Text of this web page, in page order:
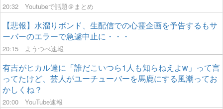
20:32 Youtubeで話題＠まとめ
【悲報】水溜りボンド、生配信での心霊企画を予告するもサ
ーバーのエラーで急遽中止に・・・
20:15 ようつべ速報
有吉がヒカル達に「誰だこいつら1人も知らねえよw」って言
ってたけど、芸人がユーチューバーを馬鹿にする風潮ってお
かしくね？
20:00 YouTube速報